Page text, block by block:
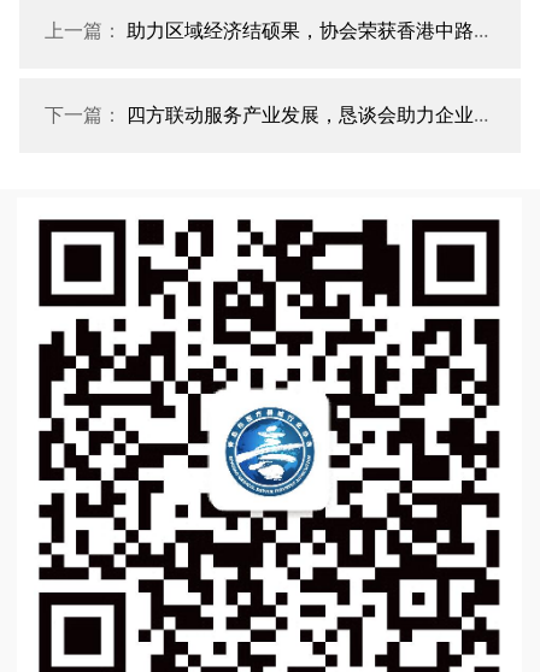
上一篇： 助力区域经济结硕果，协会荣获香港中路街道“经济发展突出贡献奖”
下一篇： 四方联动服务产业发展，恳谈会助力企业成长